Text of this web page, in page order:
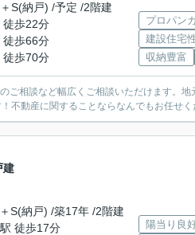
S(納戸) /予定 /2階建
徒歩22分
徒歩66分
徒歩70分
プロパン
建設住宅
収納豊富
ご相談など幅広くご相談いただけます。
不動産に関することならなんでもお任せく
建
S(納戸) /築17年 /2階建
駅 徒歩17分
陽当り良